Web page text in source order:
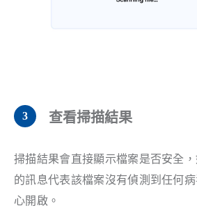
查看掃描結果
掃描結果會直接顯示檔案是否安全
的訊息代表該檔案沒有偵測到任何
心開啟。